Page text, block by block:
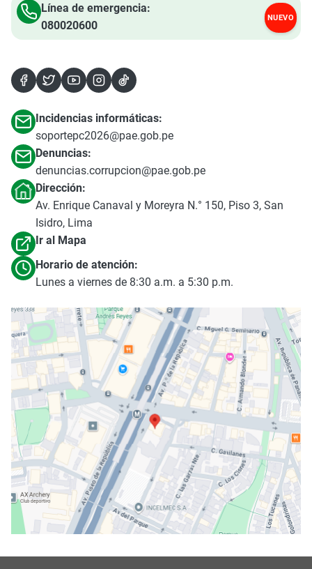
Línea de emergencia:
NUEVO
080020600
Incidencias informáticas:
soportepc2026@pae.gob.pe
Denuncias:
denuncias.corrupcion@pae.gob.pe
Dirección:
Av. Enrique Canaval y Moreyra N.° 150, Piso 3, San
Isidro, Lima
Ir al Mapa
Horario de atención:
Lunes a viernes de 8:30 a.m. a 5:30 p.m.